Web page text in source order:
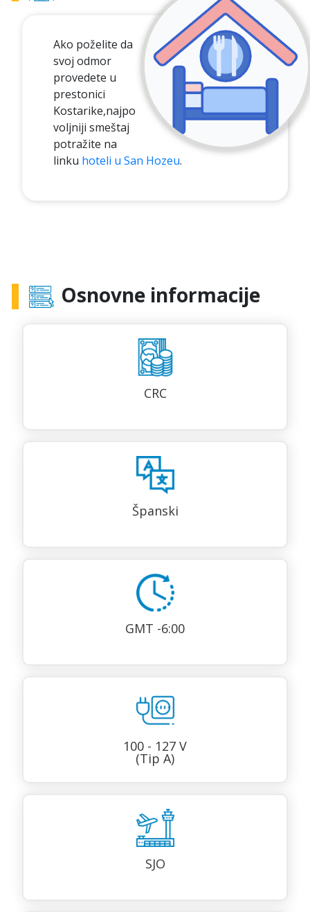
Ako poželite da
svoj odmor
provedete u
prestonici
Kostarike,najpo
voljniji smeštaj
potražite na
linku hoteli u San Hozeu.
Osnovne informacije
CRC
Španski
GMT -6:00
100 - 127 V
(Tip A)
SJO